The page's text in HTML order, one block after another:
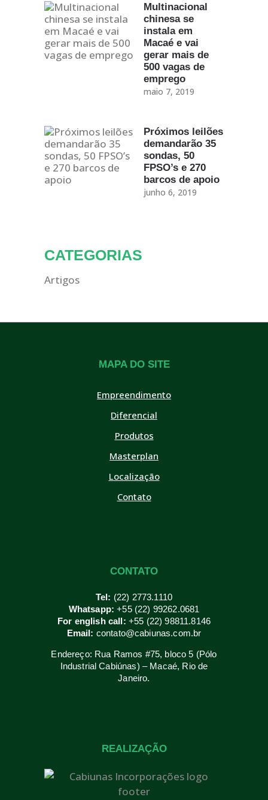
Multinacional
chinesa se
instala em
Macaé e vai
gerar mais de
500 vagas de
emprego
maio 7, 2019
Próximos leilões
demandarão 35
sondas, 50
FPSO’s e 270
barcos de apoio
junho 6, 2019
CATEGORIAS
Artigos
MAPA DO SITE
Empreendimento
Diferencial
Produtos
Masterplan
Localização
Contato
CONTATO
Tel: (22) 2773.1110
Whatsapp: +55 (22) 99262.0681
For english call: +55 (22) 98811.8146
Email: contato@cabiunas.com.br
Endereço: Rua Ramos #75, bloco 5 (Pólo
Industrial Cabiúnas) – Macaé, Rio de
Janeiro.
REALIZAÇÃO